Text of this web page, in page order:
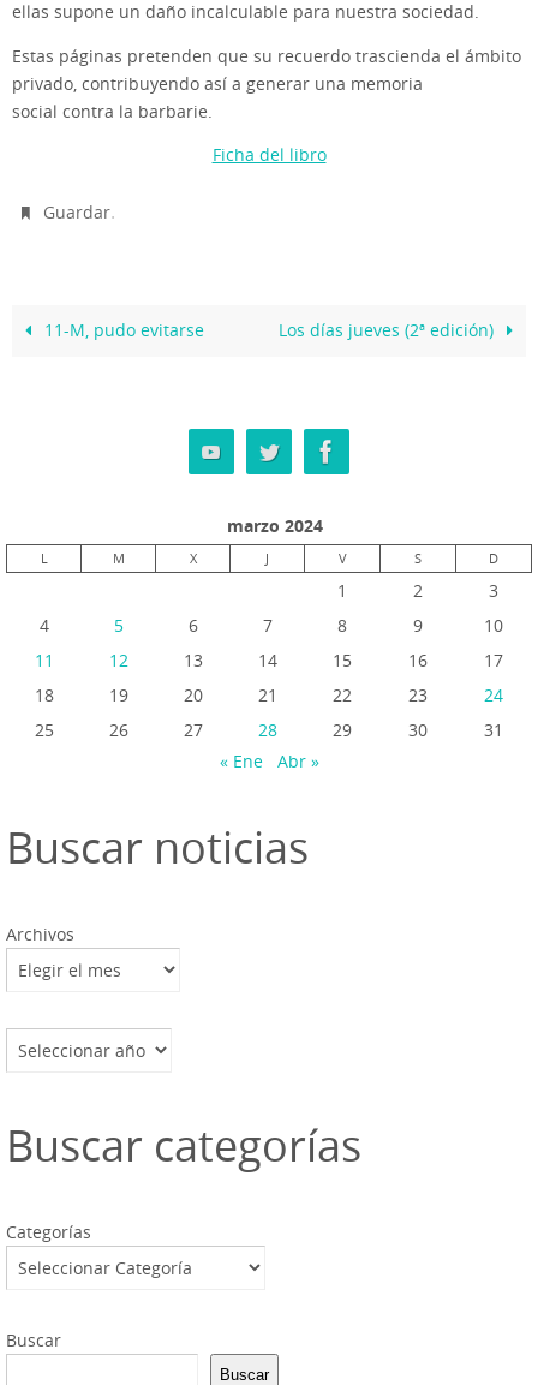
ellas supone un daño incalculable para nuestra sociedad.
Estas páginas pretenden que su recuerdo trascienda el ámbito
privado, contribuyendo así a generar una memoria
social contra la barbarie.
Ficha del libro
Guardar.
11-M, pudo evitarse Los días jueves (2ª edición)
marzo 2024
L M X J V S D
1 2
3
4
5 6 7 8 9
10
11
12 13 14 15 16
17
18
19 20 21 22 23
24
25
26 27 28 29 30
31
« Ene
Abr »
Buscar noticias
Archivos
Archivos
Buscar categorías
Categorías
Buscar
Buscar